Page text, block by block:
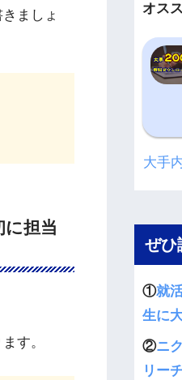
ましょ
担当
す。
オス
大手
ぜひ
①就
生に
②ニ
リー